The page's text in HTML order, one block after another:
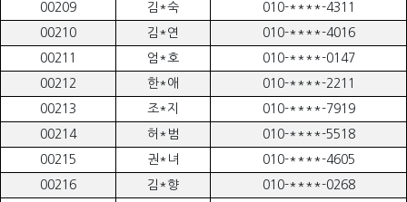
00209
김*숙
010-****-4311
00210
김*연
010-****-4016
00211
엄*호
010-****-0147
00212
한*애
010-****-2211
00213
조*지
010-****-7919
00214
허*범
010-****-5518
00215
권*녀
010-****-4605
00216
김*향
010-****-0268